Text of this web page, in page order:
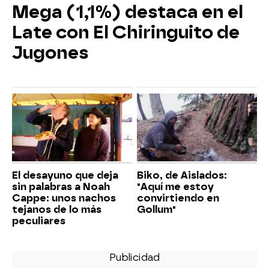
Mega (1,1%) destaca en el
Late con El Chiringuito de
Jugones
El desayuno que deja
sin palabras a Noah
Cappe: unos nachos
tejanos de lo más
peculiares
Biko, de Aislados:
"Aquí me estoy
convirtiendo en
Gollum"